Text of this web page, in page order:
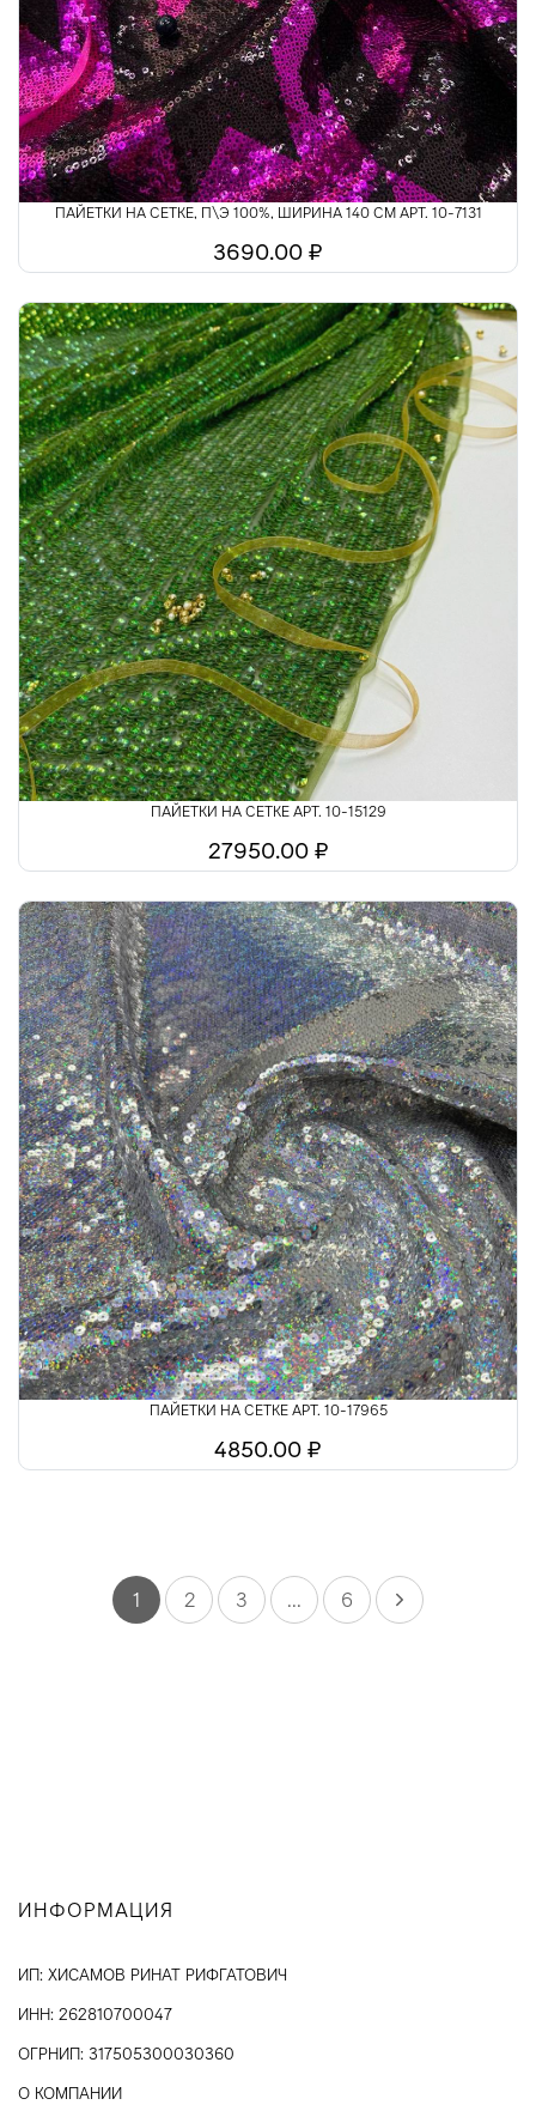
ПАЙЕТКИ НА СЕТКЕ, П\Э 100%, ШИРИНА 140 СМ АРТ. 10-7131
3690.00 ₽
ПАЙЕТКИ НА СЕТКЕ АРТ. 10-15129
27950.00 ₽
ПАЙЕТКИ НА СЕТКЕ АРТ. 10-17965
4850.00 ₽
1 2 3 ... 6
ИНФОРМАЦИЯ
ИП: ХИСАМОВ РИНАТ РИФГАТОВИЧ
ИНН: 262810700047
ОГРНИП: 317505300030360
О КОМПАНИИ